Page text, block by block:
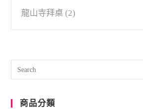
龍山寺拜桌 (2)
商品分類